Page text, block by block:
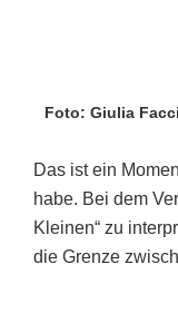
Foto: Giulia
Das ist ein
habe. Bei dem
Kleinen“ zu
die Grenze